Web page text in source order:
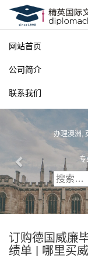
网站首页
公司简介
联系我们
办理澳洲,
专
订购德国威廉
绩单 | 哪里买